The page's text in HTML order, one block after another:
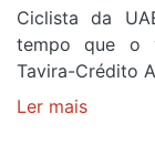
Ciclista da
tempo que o
Tavira-Crédito
Ler mais